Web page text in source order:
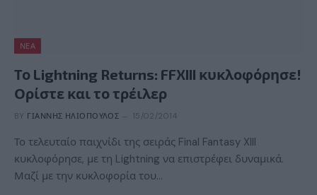
ΝΈΑ
Το Lightning Returns: FFXIII κυκλοφόρησε!
Ορίστε και το τρέιλερ
BY ΓΙΆΝΝΗΣ ΗΛΙΌΠΟΥΛΟΣ 15/02/2014
Το τελευταίο παιχνίδι της σειράς Final Fantasy XIII
κυκλοφόρησε, με τη Lightning να επιστρέφει δυναμικά.
Μαζί με την κυκλοφορία του…